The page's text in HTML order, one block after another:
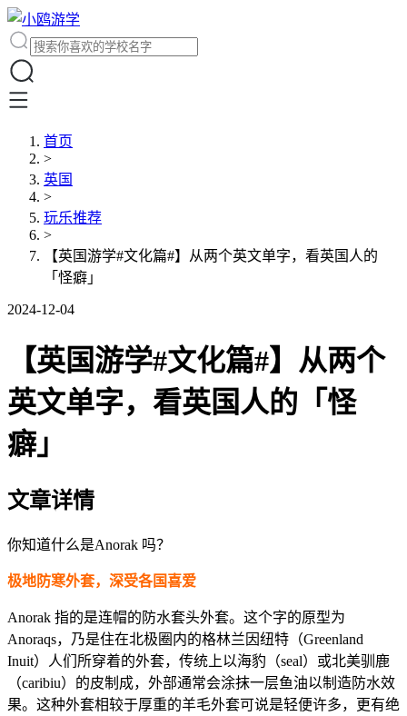
首页
>
英国
>
玩乐推荐
>
【英国游学#文化篇#】从两个英文单字，看英国人的
「怪癖」
2024-12-04
【英国游学#文化篇#】从两个
英文单字，看英国人的「怪
癖」
文章详情
你知道什么是Anorak 吗？
极地防寒外套，深受各国喜爱
Anorak 指的是连帽的防水套头外套。这个字的原型为
Anoraqs，乃是住在北极圈内的格林兰因纽特（Greenland
Inuit）人们所穿着的外套，传统上以海豹（seal）或北美驯鹿
（caribiu）的皮制成，外部通常会涂抹一层鱼油以制造防水效
果。这种外套相较于厚重的羊毛外套可说是轻便许多，更有绝